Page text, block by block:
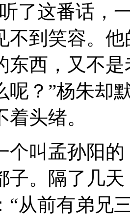
了这番话，
不到笑容。
东西，又不
呢？”杨朱却
头绪。
个叫孟孙阳
子。隔了几
“从前有弟兄